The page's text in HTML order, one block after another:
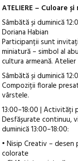
ATELIERE – Culoare
Sâmbătă și duminică
Doriana Habian
Participanții sunt
miniatură – simbol al
cultura armeană.
Sâmbătă și duminică
Compoziții florale
vârstele.
13:00–18:00 | Activități
Desfășurate continuu,
duminică 13:00–18:00:
• Nisip Creativ – desen
colorate